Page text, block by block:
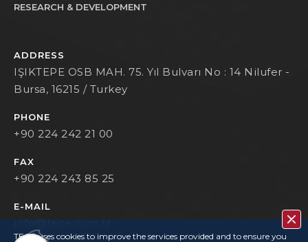
RESEARCH & DEVELOPMENT
ADDRESS
IŞIKTEPE OSB MAH. 75. Yıl Bulvarı No : 14 Nilufer -
Bursa, 16215 / Turkey
PHONE
+90 224 242 21 00
FAX
+90 224 243 85 25
E-MAIL
info@tece.com.tr
TECE uses cookies to improve the services provided and to ensure you